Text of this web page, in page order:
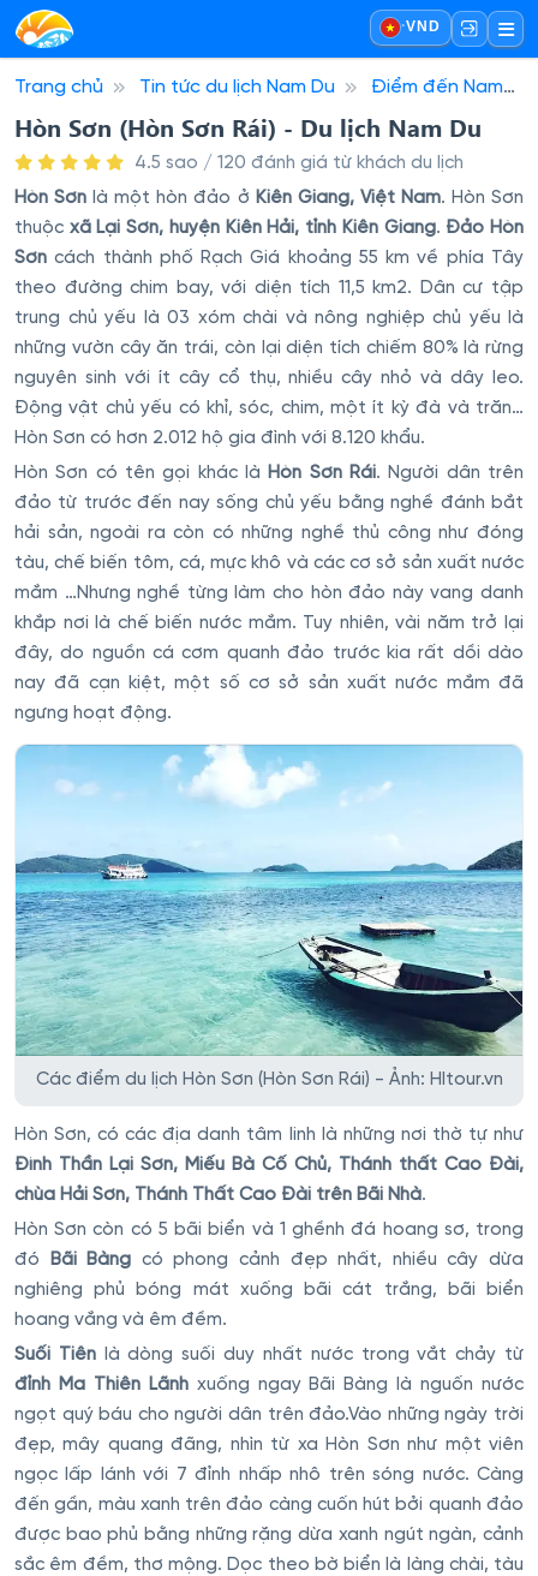
·VND
Trang chủ Tin tức du lịch Nam Du
Điểm đến Nam
Du
Hòn Sơn (Hòn Sơn Rái) - Du lịch Nam Du
Hòn Sơn (Hòn Sơn Rái) - Du lịch Nam Du
4.5 sao / 120 đánh giá từ khách du lịch
Hòn Sơn là một hòn đảo ở Kiên Giang, Việt Nam. Hòn Sơn
thuộc xã Lại Sơn, huyện Kiên Hải, tỉnh Kiên Giang. Đảo Hòn
Sơn cách thành phố Rạch Giá khoảng 55 km về phía Tây
theo đường chim bay, với diện tích 11,5 km2. Dân cư tập
trung chủ yếu là 03 xóm chài và nông nghiệp chủ yếu là
những vườn cây ăn trái, còn lại diện tích chiếm 80% là rừng
nguyên sinh với ít cây cổ thụ, nhiều cây nhỏ và dây leo.
Động vật chủ yếu có khỉ, sóc, chim, một ít kỳ đà và trăn…
Hòn Sơn có hơn 2.012 hộ gia đình với 8.120 khẩu.
Hòn Sơn có tên gọi khác là Hòn Sơn Rái. Người dân trên
đảo từ trước đến nay sống chủ yếu bằng nghề đánh bắt
hải sản, ngoài ra còn có những nghề thủ công như đóng
tàu, chế biến tôm, cá, mực khô và các cơ sở sản xuất nước
mắm …Nhưng nghề từng làm cho hòn đảo này vang danh
khắp nơi là chế biến nước mắm. Tuy nhiên, vài năm trở lại
đây, do nguồn cá cơm quanh đảo trước kia rất dồi dào
nay đã cạn kiệt, một số cơ sở sản xuất nước mắm đã
ngưng hoạt động.
Các điểm du lịch Hòn Sơn (Hòn Sơn Rái) - Ảnh: HItour.vn
Hòn Sơn, có các địa danh tâm linh là những nơi thờ tự như
Đình Thần Lại Sơn, Miếu Bà Cố Chủ, Thánh thất Cao Đài,
chùa Hải Sơn, Thánh Thất Cao Đài trên Bãi Nhà.
Hòn Sơn còn có 5 bãi biển và 1 ghềnh đá hoang sơ, trong
đó
Bãi Bàng có phong cảnh đẹp nhất, nhiều cây dừa
nghiêng phủ bóng mát xuống bãi cát trắng, bãi biển
hoang vắng và êm đềm.
Suối Tiênlà dòng suối duy nhất nước trong vắt chảy từ
đỉnh Ma Thiên Lãnhxuống ngay Bãi Bàng là nguốn nước
ngọt quý báu cho người dân trên đảo.Vào những ngày trời
đẹp, mây quang đãng, nhìn từ xa Hòn Sơn như một viên
ngọc lấp lánh với 7 đỉnh nhấp nhô trên sóng nước. Càng
đến gần, màu xanh trên đảo càng cuốn hút bởi quanh đảo
được bao phủ bằng những rặng dừa xanh ngút ngàn, cảnh
sắc êm đềm, thơ mộng. Dọc theo bờ biển là làng chài, tàu